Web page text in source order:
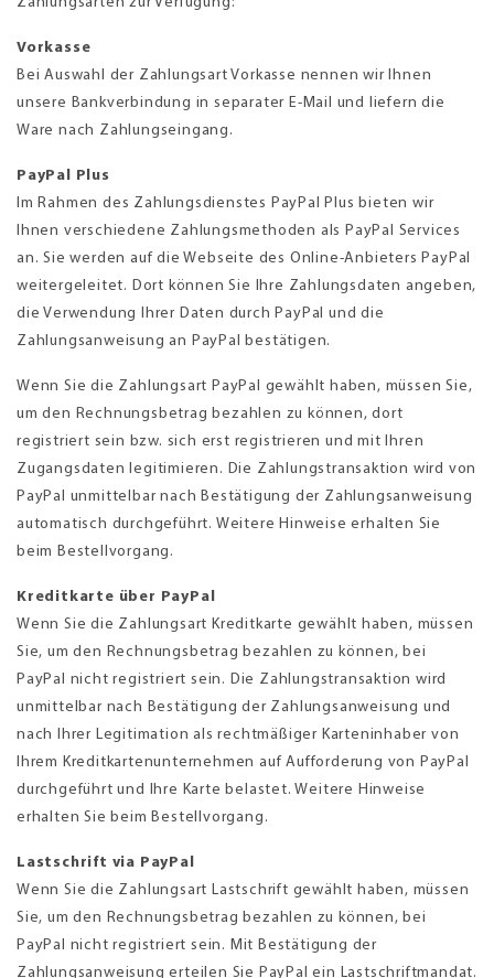
Vorkasse
Bei Auswahl der Zahlungsart Vorkasse nennen wir Ihnen
unsere Bankverbindung in separater E-Mail und liefern die
Ware nach Zahlungseingang.
PayPal Plus
Im Rahmen des Zahlungsdienstes PayPal Plus bieten wir
Ihnen verschiedene Zahlungsmethoden als PayPal Services
an. Sie werden auf die Webseite des Online-Anbieters PayPal
weitergeleitet. Dort können Sie Ihre Zahlungsdaten angeben,
die Verwendung Ihrer Daten durch PayPal und die
Zahlungsanweisung an PayPal bestätigen.
Wenn Sie die Zahlungsart PayPal gewählt haben, müssen Sie,
um den Rechnungsbetrag bezahlen zu können, dort
registriert sein bzw. sich erst registrieren und mit Ihren
Zugangsdaten legitimieren. Die Zahlungstransaktion wird von
PayPal unmittelbar nach Bestätigung der Zahlungsanweisung
automatisch durchgeführt. Weitere Hinweise erhalten Sie
beim Bestellvorgang.
Kreditkarte über PayPal
Wenn Sie die Zahlungsart Kreditkarte gewählt haben, müssen
Sie, um den Rechnungsbetrag bezahlen zu können, bei
PayPal nicht registriert sein. Die Zahlungstransaktion wird
unmittelbar nach Bestätigung der Zahlungsanweisung und
nach Ihrer Legitimation als rechtmäßiger Karteninhaber von
Ihrem Kreditkartenunternehmen auf Aufforderung von PayPal
durchgeführt und Ihre Karte belastet. Weitere Hinweise
erhalten Sie beim Bestellvorgang.
Lastschrift via PayPal
Wenn Sie die Zahlungsart Lastschrift gewählt haben, müssen
Sie, um den Rechnungsbetrag bezahlen zu können, bei
PayPal nicht registriert sein. Mit Bestätigung der
Zahlungsanweisung erteilen Sie PayPal ein Lastschriftmandat.